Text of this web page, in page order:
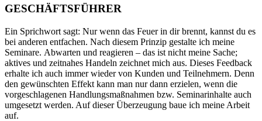
GESCHÄFTSFÜHRER
Ein Sprichwort sagt: Nur wenn das Feuer in dir brennt, kannst du es
bei anderen entfachen. Nach diesem Prinzip gestalte ich meine
Seminare. Abwarten und reagieren – das ist nicht meine Sache;
aktives und zeitnahes Handeln zeichnet mich aus. Dieses Feedback
erhalte ich auch immer wieder von Kunden und Teilnehmern. Denn
den gewünschten Effekt kann man nur dann erzielen, wenn die
vorgeschlagenen Handlungsmaßnahmen bzw. Seminarinhalte auch
umgesetzt werden. Auf dieser Überzeugung baue ich meine Arbeit
auf.